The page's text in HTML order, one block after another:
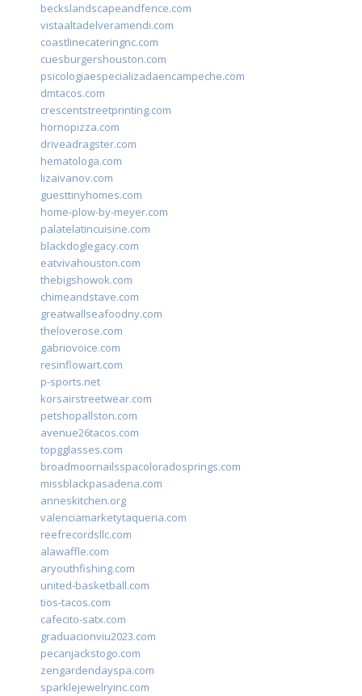
beckslandscapeandfence.com
vistaaltadelveramendi.com
coastlinecateringnc.com
cuesburgershouston.com
psicologiaespecializadaencampeche.com
dmtacos.com
crescentstreetprinting.com
hornopizza.com
driveadragster.com
hematologa.com
lizaivanov.com
guesttinyhomes.com
home-plow-by-meyer.com
palatelatincuisine.com
blackdoglegacy.com
eatvivahouston.com
thebigshowok.com
chimeandstave.com
greatwallseafoodny.com
theloverose.com
gabriovoice.com
resinflowart.com
p-sports.net
korsairstreetwear.com
petshopallston.com
avenue26tacos.com
topgglasses.com
broadmoornailsspacoloradosprings.com
missblackpasadena.com
anneskitchen.org
valenciamarketytaqueria.com
reefrecordsllc.com
alawaffle.com
aryouthfishing.com
united-basketball.com
tios-tacos.com
cafecito-satx.com
graduacionviu2023.com
pecanjackstogo.com
zengardendayspa.com
sparklejewelryinc.com